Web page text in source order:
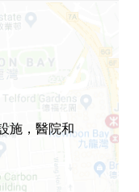
施，醫院和